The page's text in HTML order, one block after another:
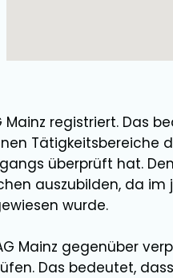
Mainz registriert. Das
Tätigkeitsbereiche
überprüft hat.
auszubilden, da im
wurde.
Mainz gegenüber
Das bedeutet,